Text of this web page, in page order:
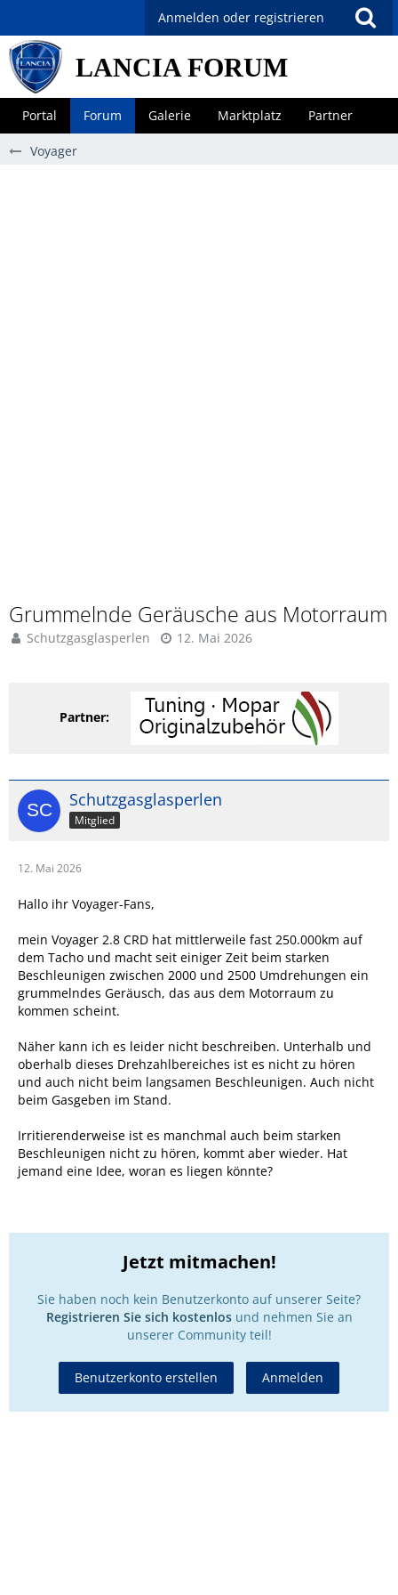
Anmelden oder registrieren
LANCIA FORUM
Portal Forum Galerie Marktplatz Partner
Voyager
Grummelnde Geräusche aus Motorraum
Schutzgasglasperlen 12. Mai 2026
Partner:
Schutzgasglasperlen
Mitglied
12. Mai 2026
Hallo ihr Voyager-Fans,
mein Voyager 2.8 CRD hat mittlerweile fast 250.000km auf
dem Tacho und macht seit einiger Zeit beim starken
Beschleunigen zwischen 2000 und 2500 Umdrehungen ein
grummelndes Geräusch, das aus dem Motorraum zu
kommen scheint.
Näher kann ich es leider nicht beschreiben. Unterhalb und
oberhalb dieses Drehzahlbereiches ist es nicht zu hören
und auch nicht beim langsamen Beschleunigen. Auch nicht
beim Gasgeben im Stand.
Irritierenderweise ist es manchmal auch beim starken
Beschleunigen nicht zu hören, kommt aber wieder. Hat
jemand eine Idee, woran es liegen könnte?
Jetzt mitmachen!
Sie haben noch kein Benutzerkonto auf unserer Seite?
Registrieren Sie sich kostenlosund nehmen Sie an
unserer Community teil!
Benutzerkonto erstellen Anmelden